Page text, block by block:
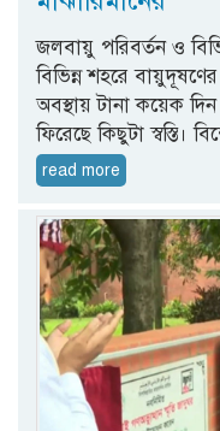
জলবায়ু পরিবর্তন ও
বিভিন্ন শহরে
অবস্থায় টানা কয়েক
ফিরেছে কিছুটা স্বস্তি।
read more